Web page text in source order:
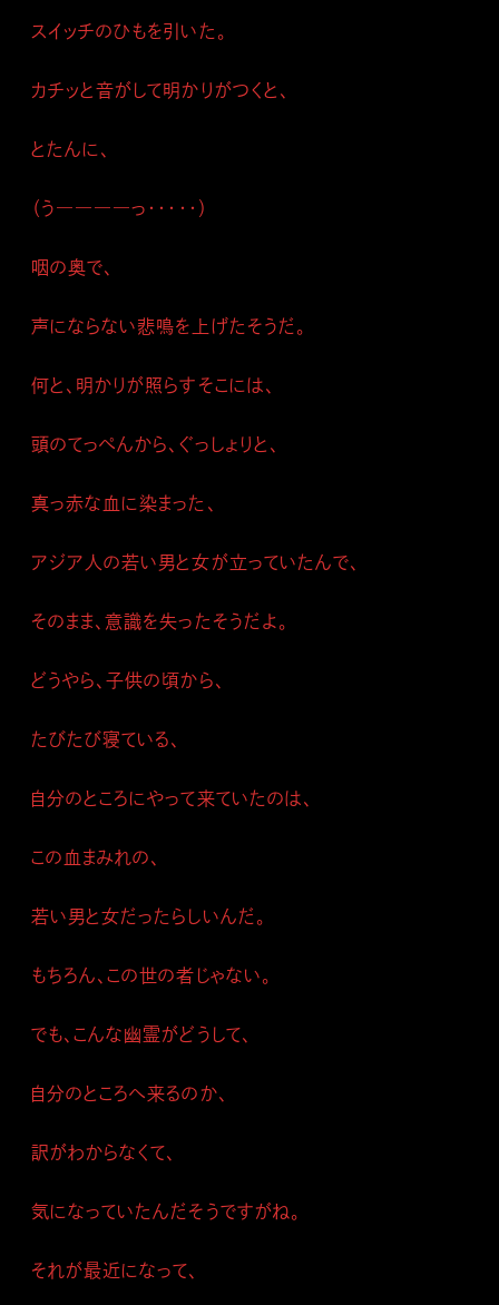
スイッチのひもを引いた。
カチッと音がして明かりがつくと、
とたんに、
（う――――っ・・・・・）
咽の奥で、
声にならない悲鳴を上げたそうだ。
何と、明かりが照らすそこには、
頭のてっぺんから、ぐっしょりと、
真っ赤な血に染まった、
アジア人の若い男と女が立っていたんで、
そのまま、意識を失ったそうだよ。
どうやら、子供の頃から、
たびたび寝ている、
自分のところにやって来ていたのは、
この血まみれの、
若い男と女だったらしいんだ。
もちろん、この世の者じゃない。
でも、こんな幽霊がどうして、
自分のところへ来るのか、
訳がわからなくて、
気になっていたんだそうですがね。
それが最近になって、